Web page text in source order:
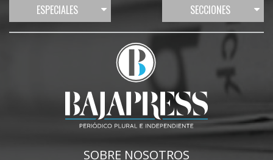
ESPECIALES SECCIONES
SOBRE NOSOTROS